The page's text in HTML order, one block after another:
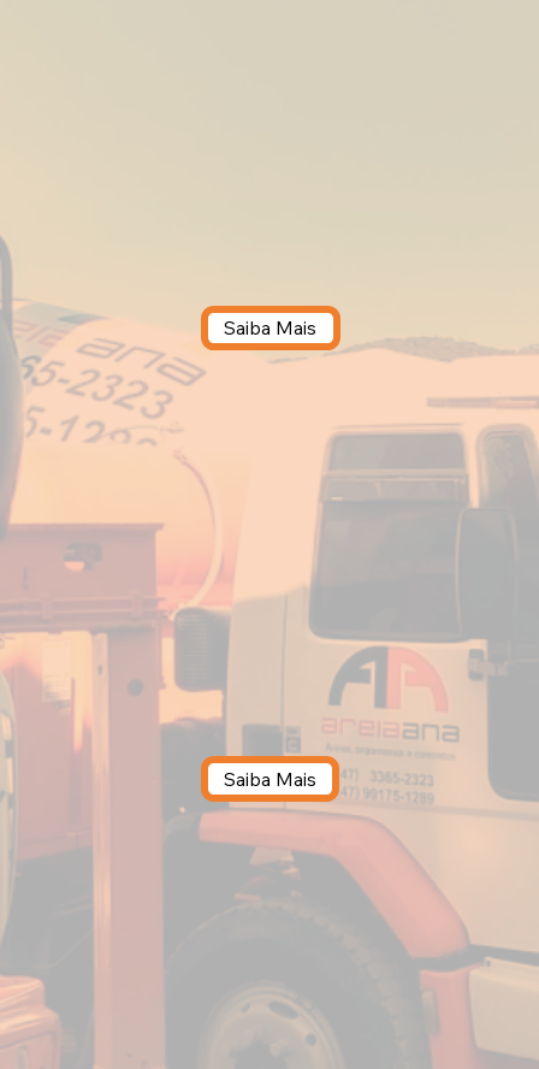
Saiba Mais
Saiba Mais